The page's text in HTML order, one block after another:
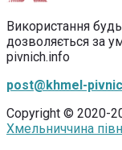
Використання
дозволяється за
pivnich.info
post@khmel-
Copyright © 2020-
Хмельниччина